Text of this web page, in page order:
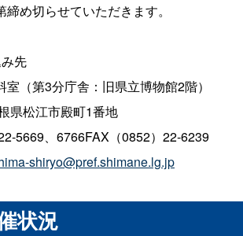
め切らせていただきます。
先
（第3分庁舎：旧県立博物館2階）
県松江市殿町1番地
、6766FAX（0852）22‐6239
shiryo@pref.shimane.lg.jp
状況